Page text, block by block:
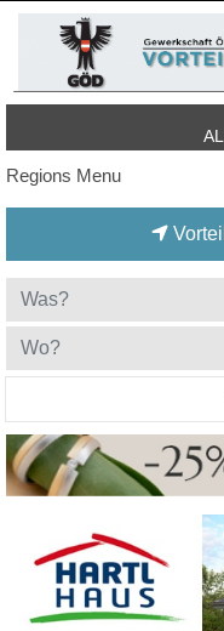
Regions Menu